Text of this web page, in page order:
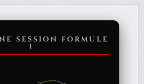
SESSION FORMULE
1